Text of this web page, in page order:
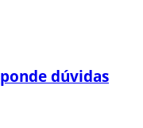
dúvidas